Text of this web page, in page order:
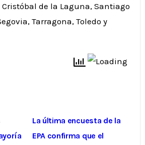
de la Laguna, Santiago
Tarragona, Toledo y
La última encuesta de la
EPA confirma que el